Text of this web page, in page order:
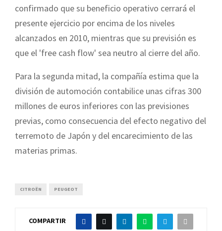
confirmado que su beneficio operativo cerrará el
presente ejercicio por encima de los niveles
alcanzados en 2010, mientras que su previsión es
que el 'free cash flow' sea neutro al cierre del año.
Para la segunda mitad, la compañía estima que la
división de automoción contabilice unas cifras 300
millones de euros inferiores con las previsiones
previas, como consecuencia del efecto negativo del
terremoto de Japón y del encarecimiento de las
materias primas.
CITROËN PEUGEOT
COMPARTIR